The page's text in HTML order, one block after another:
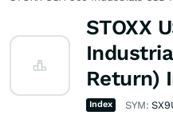
STOXX
Return)
Index SYM: